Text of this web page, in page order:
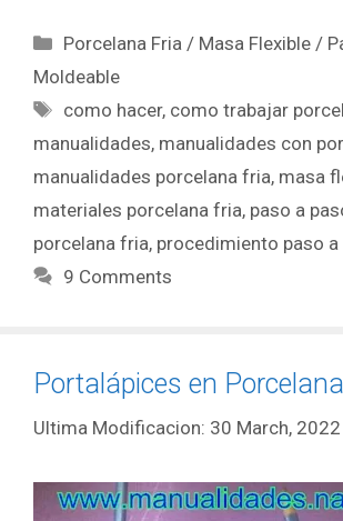
Porcelana Fria / Masa Flexible /
Moldeable
como hacer, como trabajar
manualidades, manualidades con
manualidades porcelana fria, masa
materiales porcelana fria, paso a
porcelana fria, procedimiento paso a
9 Comments
Portalápices en
30 March, 2022